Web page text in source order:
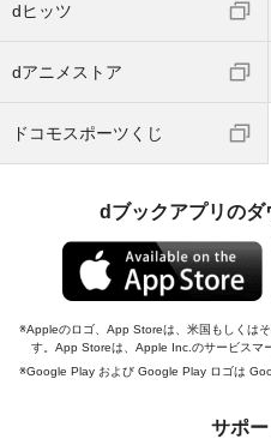
dヒッツ
dアニメストア
ドコモスポーツくじ
dブックアプリのダ
Appleのロゴ、App Storeは、米国もしくは
す。App Storeは、Apple Inc.のサービスマ
Google Play および Google Play ロゴは
サポ